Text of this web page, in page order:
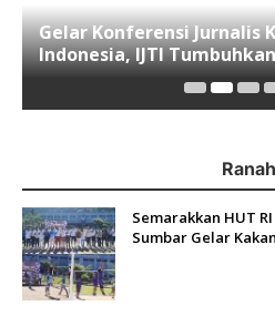
Gelar Konferensi Jurnalis
Indonesia, IJTI
Jurnalis Muda di Era
Ranah
Semarakkan HUT
Sumbar Gelar